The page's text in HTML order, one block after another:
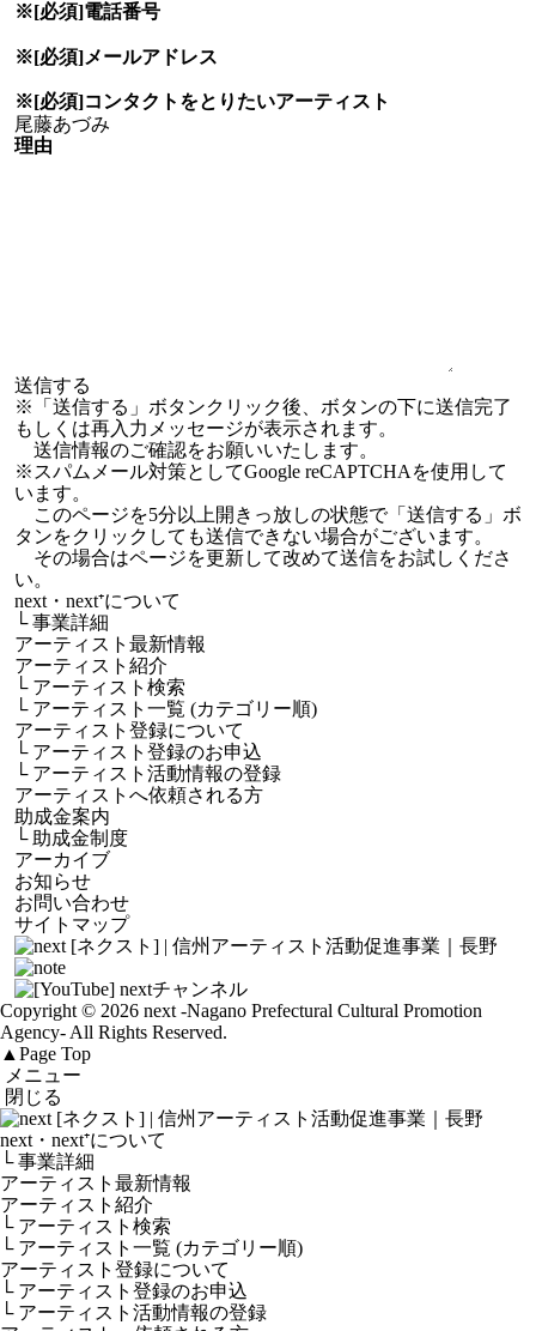
※[必須]電話番号
※[必須]メールアドレス
※[必須]コンタクトをとりたいアーティスト
理由
※「送信する」ボタンクリック後、ボタンの下に送信完了
もしくは再入力メッセージが表示されます。
送信情報のご確認をお願いいたします。
※スパムメール対策としてGoogle reCAPTCHAを使用して
います。
このページを5分以上開きっ放しの状態で「送信する」ボ
タンをクリックしても送信できない場合がございます。
その場合はページを更新して改めて送信をお試しくださ
い。
next・next⁺について
└事業詳細
アーティスト最新情報
アーティスト紹介
└ アーティスト検索
└ アーティスト一覧 (カテゴリー順)
アーティスト登録について
└ アーティスト登録のお申込
└ アーティスト活動情報の登録
アーティストへ依頼される方
助成金案内
└ 助成金制度
アーカイブ
お知らせ
お問い合わせ
サイトマップ
Copyright © 2026 next -Nagano Prefectural Cultural Promotion
Agency- All Rights Reserved.
▲ Page Top
メニュー
閉じる
next・next⁺について
└ 事業詳細
アーティスト最新情報
アーティスト紹介
└ アーティスト検索
└ アーティスト一覧 (カテゴリー順)
アーティスト登録について
└ アーティスト登録のお申込
└ アーティスト活動情報の登録